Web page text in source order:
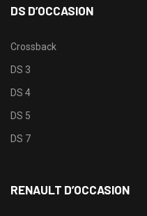
DS D’OCCASION
Crossback
DS 3
DS 4
DS 5
DS 7
RENAULT D’OCCASION